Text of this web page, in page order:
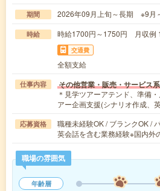
期間 2026年09月上旬～長期 ※9月
時給 時給1700円～1750円 月収例
交通費
全額支給
仕事内容 その他営業・販売・サービス系
＊見学ツアーアテンド、準備
アー企画支援(シナリオ作成、
応募資格
職種未経験OK / ブランクOK /
英会話を含む業務経験※国内外
職場の雰囲気
年齢層